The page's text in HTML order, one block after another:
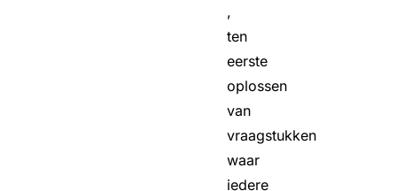
,
ten
eerste
oplossen
van
vraagstukken
waar
iedere